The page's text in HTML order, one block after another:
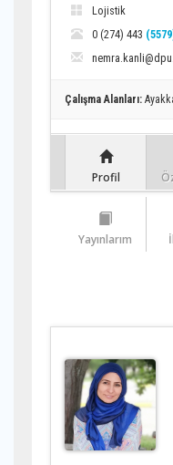
Lojistik
0 (274) 443
Çalışma Alanları:
Profil
Yayınlarım